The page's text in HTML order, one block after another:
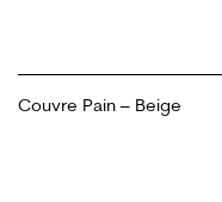
Couvre Pain – Beige